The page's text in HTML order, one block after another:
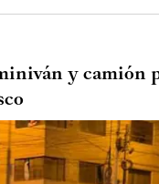
y camión